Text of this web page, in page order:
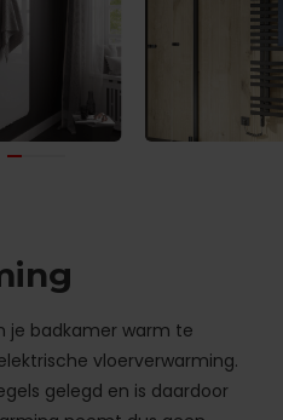
je badkamer warm te
vloerverwarming.
gelegd en is daardoor